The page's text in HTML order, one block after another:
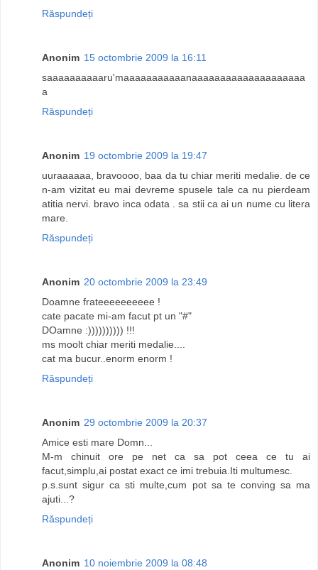
Răspundeți
Anonim 15 octombrie 2009 la 16:11
saaaaaaaaaaru'maaaaaaaaaaanaaaaaaaaaaaaaaaaaaaa
a
Răspundeți
Anonim 19 octombrie 2009 la 19:47
uuraaaaaa, bravoooo, baa da tu chiar meriti medalie. de ce
n-am vizitat eu mai devreme spusele tale ca nu pierdeam
atitia nervi. bravo inca odata . sa stii ca ai un nume cu litera
mare.
Răspundeți
Anonim 20 octombrie 2009 la 23:49
Doamne frateeeeeeeeee !
cate pacate mi-am facut pt un "#"
DOamne :)))))))))) !!!
ms moolt chiar meriti medalie....
cat ma bucur..enorm enorm !
Răspundeți
Anonim 29 octombrie 2009 la 20:37
Amice esti mare Domn...
M-m chinuit ore pe net ca sa pot ceea ce tu ai
facut,simplu,ai postat exact ce imi trebuia.Iti multumesc.
p.s.sunt sigur ca sti multe,cum pot sa te conving sa ma
ajuti...?
Răspundeți
Anonim 10 noiembrie 2009 la 08:48